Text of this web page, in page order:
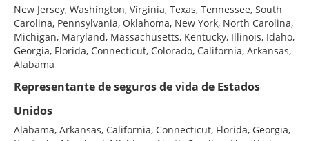
New Jersey, Washington, Virginia, Texas, Tennessee, South
Carolina, Pennsylvania, Oklahoma, New York, North Carolina,
Michigan, Maryland, Massachusetts, Kentucky, Illinois, Idaho,
Georgia, Florida, Connecticut, Colorado, California, Arkansas,
Alabama
Representante de seguros de vida de Estados
Unidos
Alabama, Arkansas, California, Connecticut, Florida, Georgia,